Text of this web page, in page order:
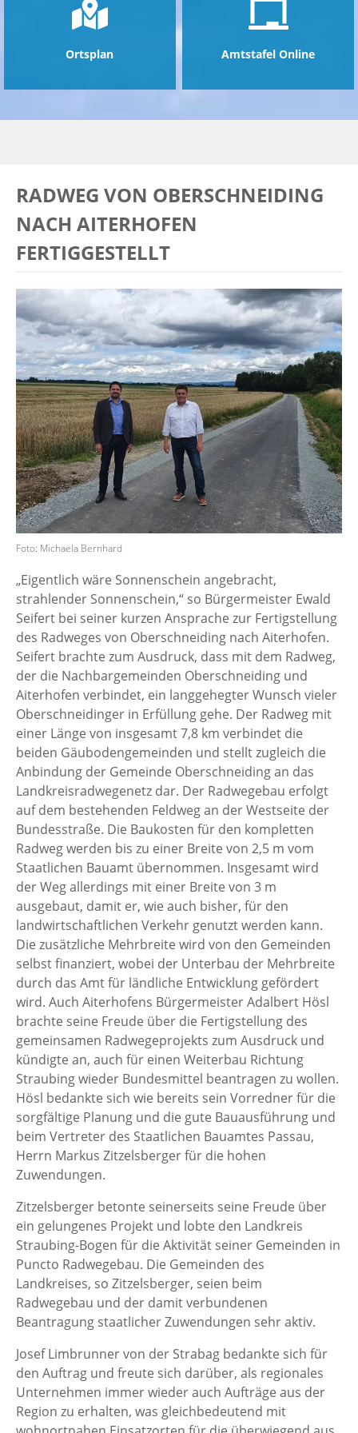
Ortsplan Amtstafel Online
RADWEG VON OBERSCHNEIDING
NACH AITERHOFEN
FERTIGGESTELLT
Foto: Michaela Bernhard
„Eigentlich wäre Sonnenschein angebracht,
strahlender Sonnenschein,“ so Bürgermeister Ewald
Seifert bei seiner kurzen Ansprache zur Fertigstellung
des Radweges von Oberschneiding nach Aiterhofen.
Seifert brachte zum Ausdruck, dass mit dem Radweg,
der die Nachbargemeinden Oberschneiding und
Aiterhofen verbindet, ein langgehegter Wunsch vieler
Oberschneidinger in Erfüllung gehe. Der Radweg mit
einer Länge von insgesamt 7,8 km verbindet die
beiden Gäubodengemeinden und stellt zugleich die
Anbindung der Gemeinde Oberschneiding an das
Landkreisradwegenetz dar. Der Radwegebau erfolgt
auf dem bestehenden Feldweg an der Westseite der
Bundesstraße. Die Baukosten für den kompletten
Radweg werden bis zu einer Breite von 2,5 m vom
Staatlichen Bauamt übernommen. Insgesamt wird
der Weg allerdings mit einer Breite von 3 m
ausgebaut, damit er, wie auch bisher, für den
landwirtschaftlichen Verkehr genutzt werden kann.
Die zusätzliche Mehrbreite wird von den Gemeinden
selbst finanziert, wobei der Unterbau der Mehrbreite
durch das Amt für ländliche Entwicklung gefördert
wird. Auch Aiterhofens Bürgermeister Adalbert Hösl
brachte seine Freude über die Fertigstellung des
gemeinsamen Radwegeprojekts zum Ausdruck und
kündigte an, auch für einen Weiterbau Richtung
Straubing wieder Bundesmittel beantragen zu wollen.
Hösl bedankte sich wie bereits sein Vorredner für die
sorgfältige Planung und die gute Bauausführung und
beim Vertreter des Staatlichen Bauamtes Passau,
Herrn Markus Zitzelsberger für die hohen
Zuwendungen.
Zitzelsberger betonte seinerseits seine Freude über
ein gelungenes Projekt und lobte den Landkreis
Straubing-Bogen für die Aktivität seiner Gemeinden in
Puncto Radwegebau. Die Gemeinden des
Landkreises, so Zitzelsberger, seien beim
Radwegebau und der damit verbundenen
Beantragung staatlicher Zuwendungen sehr aktiv.
Josef Limbrunner von der Strabag bedankte sich für
den Auftrag und freute sich darüber, als regionales
Unternehmen immer wieder auch Aufträge aus der
Region zu erhalten, was gleichbedeutend mit